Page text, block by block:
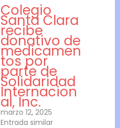
Colegio
Santa Clara
recibe
donativo de
medicamen
tos por
parte de
Solidaridad
Internacion
al, Inc.
marzo 12, 2025
Entrada similar